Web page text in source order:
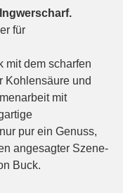
für
mit dem scharfen
Kohlensäure und
mit
pur ein Genuss,
angesagter Szene-
Buck.